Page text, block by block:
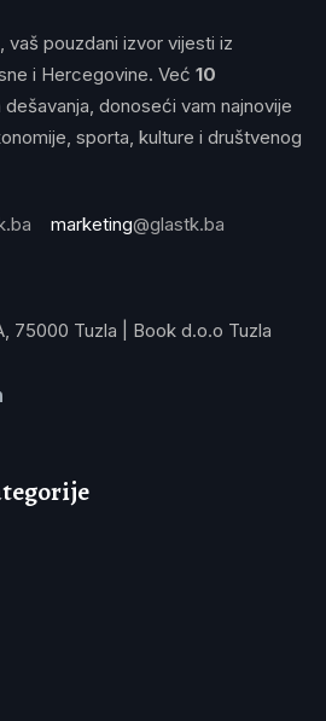
, vaš pouzdani izvor vijesti iz
i Hercegovine. Već 10
donoseći vam najnovije
sporta, kulture i društvenog
marketing@glastk.ba
75000 Tuzla | Book d.o.o Tuzla